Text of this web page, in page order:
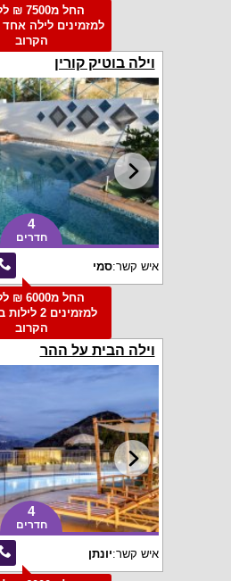
החל
למזמינים לילה
הקרוב
וילה בוטיק קורין
4
חדרים
איש קשר:סמי
החל
למזמינים 2
הקרוב
וילה הבית על ההר
4
חדרים
איש קשר:יונתן